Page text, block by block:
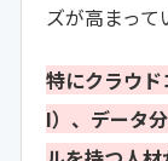
ズが高まって
特にクラウ
I）、データ